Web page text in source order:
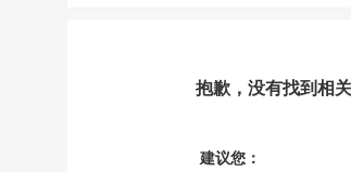
抱歉，没有找到相
建议您：